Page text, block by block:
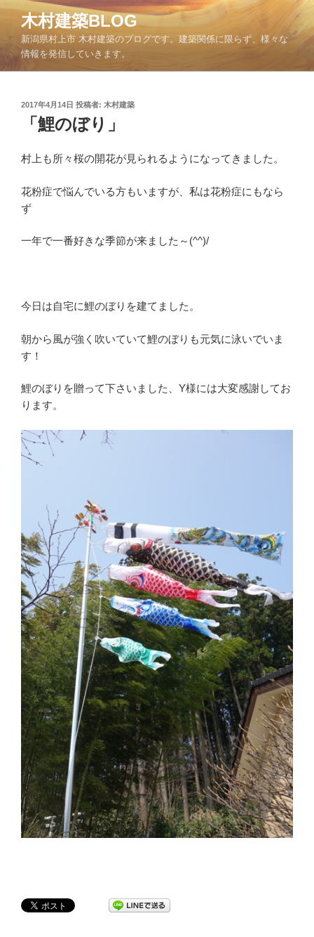
コ
ツ
木村建築BLOG
新潟県村上市 木村建築のブログです。建築関係に限らず、様々な
情報を発信していきます。
投
2017年4月14日 投稿者: 木村建築
「鯉のぼり」
村上も所々桜の開花が見られるようになってきました。
花粉症で悩んでいる方もいますが、私は花粉症にもなら
ず
一年で一番好きな季節が来ました～(^^)/
今日は自宅に鯉のぼりを建てました。
朝から風が強く吹いていて鯉のぼりも元気に泳いでいま
す！
鯉のぼりを贈って下さいました、Y様には大変感謝してお
ります。